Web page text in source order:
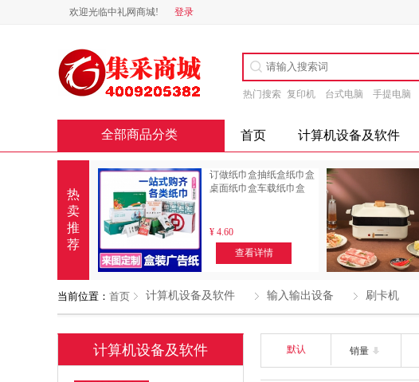
欢迎光临中礼网商城! 登录
热门搜索 复印机 台式电脑 手提电脑
全部商品分类 首页 计算机设备及软件
热
卖
推
荐
订做纸巾盒抽纸盒纸巾盒
桌面纸巾盒车载纸巾盒
¥ 4.60
查看详情
当前位置： 首页 计算机设备及软件 输入输出设备 刷卡机
计算机设备及软件 默认 销量